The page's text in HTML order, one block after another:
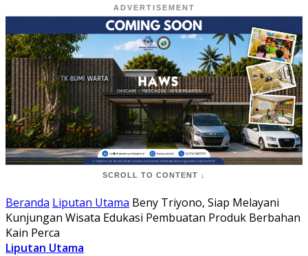
ADVERTISEMENT
SCROLL TO CONTENT ↓
Beranda Liputan Utama Beny Triyono, Siap Melayani
Kunjungan Wisata Edukasi Pembuatan Produk Berbahan
Kain Perca
Liputan Utama